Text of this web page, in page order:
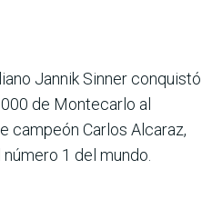
Jannik Sinner con­quistó
de Montecarlo al
campeón Carlos Alcaraz,
1 del mundo.